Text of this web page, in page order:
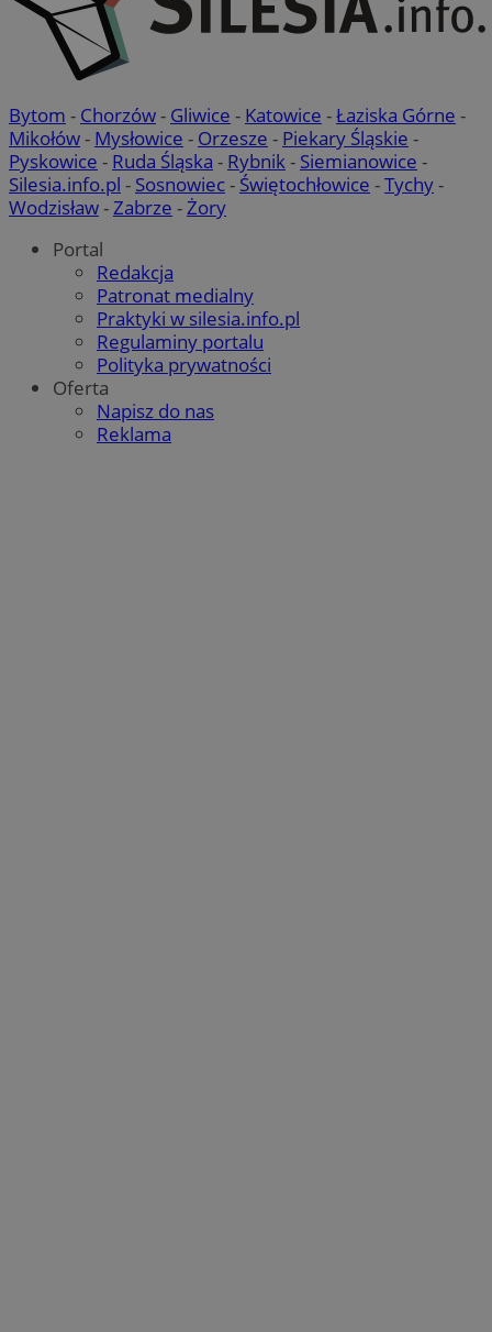
Bytom - Chorzów- Gliwice - Katowice -Łaziska Górne -
Mikołów- Mysłowice - Orzesze - Piekary Śląskie -
Pyskowice - Ruda Śląska - Rybnik- Siemianowice -
Silesia.info.pl - Sosnowiec- Świętochłowice -Tychy-
Wodzisław-Zabrze -Żory
Portal
Redakcja
Patronat medialny
Praktyki w silesia.info.pl
Regulaminy portalu
Polityka prywatności
Oferta
Napisz do nas
Reklama